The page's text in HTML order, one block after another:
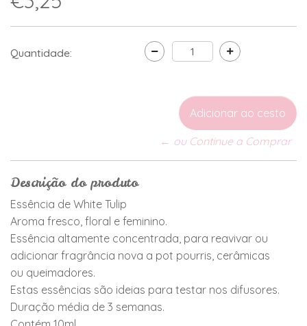
Quantidade:
← ou Continue a Comprar
Descrição do produto
Essência de White Tulip
Aroma fresco, floral e feminino.
Essência altamente concentrada, para reavivar ou
adicionar fragrância nova a pot pourris, cerâmicas
ou queimadores.
Estas essências são ideias para testar nos difusores.
Duração média de 3 semanas.